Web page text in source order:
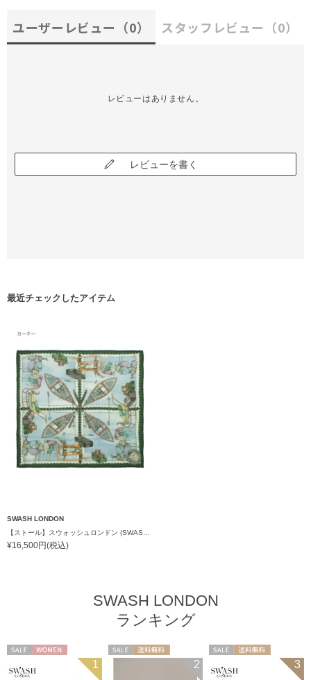
ユーザーレビュー （0） スタッフレビュー （0）
レビューはありません。
レビューを書く
最近チェックしたアイテム
SWASH LONDON
¥16,500円(税込)
SWASH LONDON
ランキング
1 セール送料無料
2
WOMEN
3